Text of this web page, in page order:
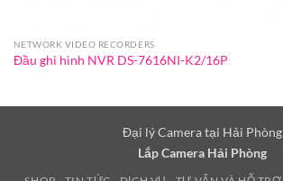
NETWORK VIDEO RECORDERS
Đầu ghi hình NVR DS-7616NI-K2/16P
Đại lý Camera tại Hải Phòng
Lắp Camera Hải Phòng